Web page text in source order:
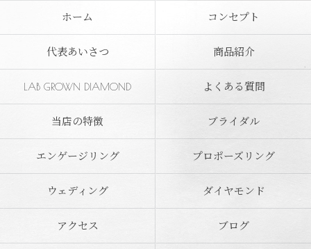
ホーム コンセプト
代表あいさつ 商品紹介
LAB GROWN DIAMOND よくある質問
当店の特徴 ブライダル
エンゲージリング プロポーズリング
ウェディング ダイヤモンド
アクセス ブログ